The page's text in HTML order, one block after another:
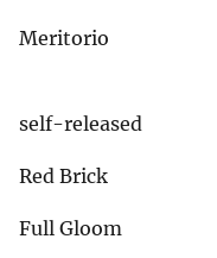
Meritorio
self-released
Red Brick
Full Gloom